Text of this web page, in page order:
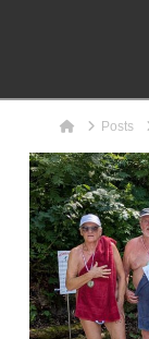
HomePosts